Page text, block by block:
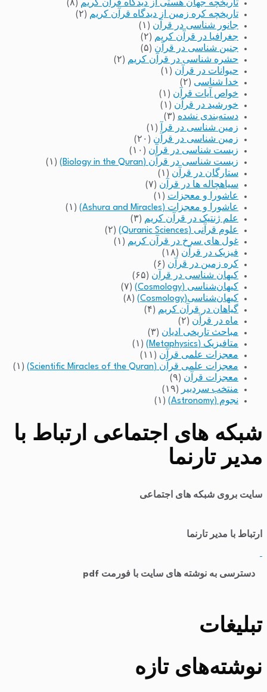
تاریخچه جهان هستی از دیدگاه قرآن کریم (۸)
تاریخچه کره زمین از دیدگاه قرآن کریم (۲)
جانور شناسی در قرآن (۱)
جغرافیا در قرآن کریم (۲)
جنین شناسی در قرآن (۵)
حشره شناسی در قرآن کریم (۲)
حیوانات در قرآن (۱)
خدا شناسی (۲)
خواص آیات قرآن (۱)
خورشید در قرآن (۱)
دسته‌بندی نشده (۳)
زمین شناسی در قرآ
(۱)
زمین شناسی در قرآن (۲۰)
زیست شناسی در قرآن (۱۰)
زیست شناسی در قرآن (Biology in the Quran)
(۱)
ستارگان در قرآن (۱)
سیاهچاله ها در قرآن (۷)
عاشورا و معجزات (۱)
عاشورا و معجزات (Ashura and Miracles)
(۱)
علم ژنتیک در قرآن کریم (۳)
علوم قرآنی (Quranic Sciences)
(۲)
غول های سرخ در قرآن کریم (۱)
فیزیک در قرآن (۱۸)
کره زمین در قرآن (۶)
کیهان شناسی در قرآن (۶۵)
کیهان‌شناسی (Cosmology)
(۷)
کیهان‌شناسی(Cosmology)
(۸)
گیاهان در قرآن کریم (۴)
ماه در قرآن (۲)
مباحث تاریخی ادیان (۳)
متافیزیک (Metaphysics)
(۱)
معجزات علمی قرآن (۱۱)
معجزات علمی قرآن (Scientific Miracles of the Quran)
(۱)
معجزات قرآن (۹)
منتخب سردبیر
(۱۹)
نجوم (Astronomy)
(۱)
شبکه های اجتماعی ارتباط با
مدیر تارنما
سایت بروی شبکه های اجتماعی
ارتباط با مدیر تارنما
دسترسی به نوشته های سایت با فورمت pdf
تبلیغات
نوشته‌های تازه